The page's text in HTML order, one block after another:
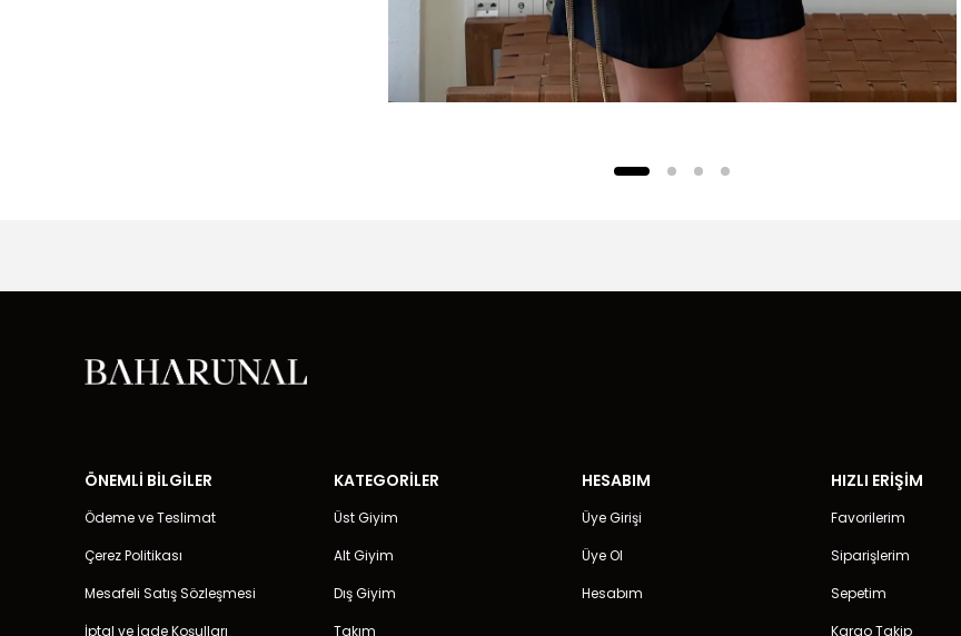
ÖNEMLİ BİLGİLER
Ödeme ve Teslimat
Çerez Politikası
Mesafeli Satış Sözleşmesi
İptal ve İade Koşulları
KATEGORİLER
Üst Giyim
Alt Giyim
Dış Giyim
Takım
HESABIM
Üye Girişi
Üye Ol
Hesabım
HIZLI ERİŞİM
Favorilerim
Siparişlerim
Sepetim
Kargo Takip